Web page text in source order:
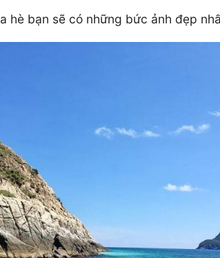
hè bạn sẽ có những bức ảnh đẹp